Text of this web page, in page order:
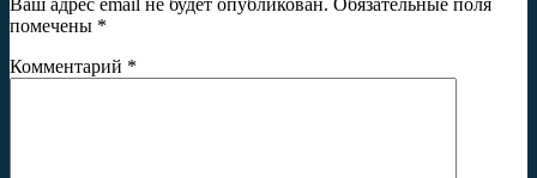
помечены *
Комментарий *